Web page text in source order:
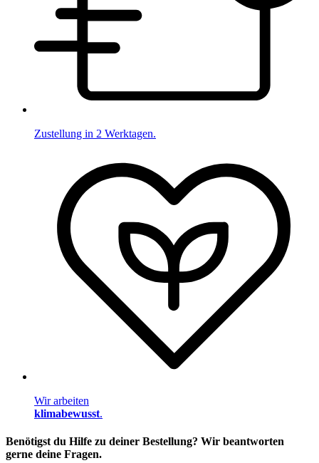
Zustellung in 2 Werktagen.
Wir arbeiten
klimabewusst.
Benötigst du Hilfe zu deiner Bestellung? Wir beantworten
gerne deine Fragen.